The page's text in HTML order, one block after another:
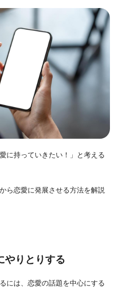
に持っていきたい！」と考える
ら恋愛に発展させる方法を解説
やりとりする
には、恋愛の話題を中心にする